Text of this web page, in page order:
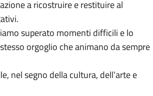
a ricostruire e restituire al
superato momenti difficili e lo
orgoglio che animano da sempre
nel segno della cultura, dell’arte e